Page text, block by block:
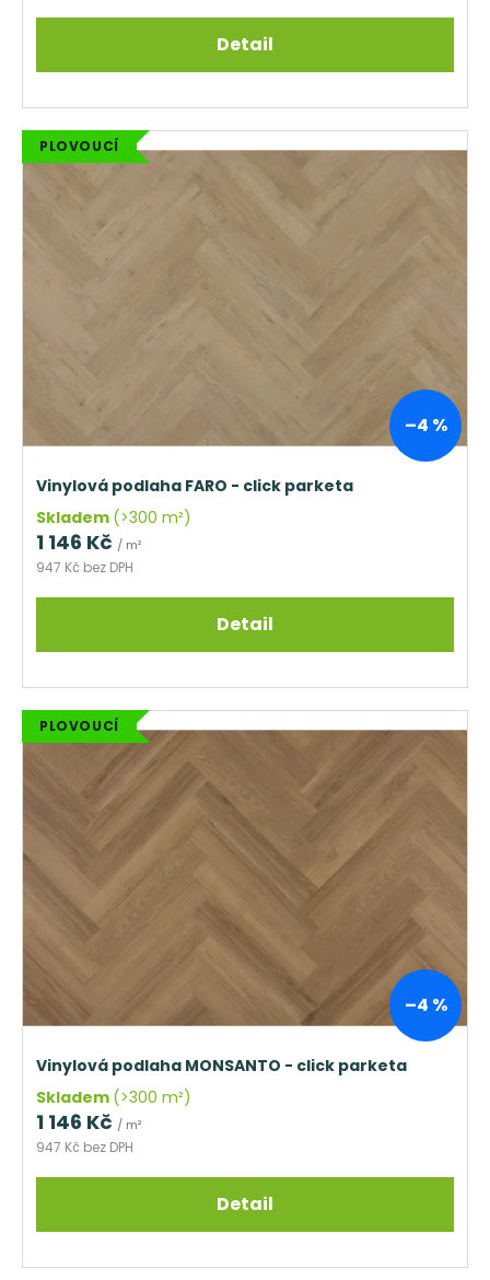
Detail
PLOVOUCÍ
–4 %
Vinylová podlaha FARO - click parketa
Skladem (>300 m²)
947 Kč bez DPH
1 146 Kč / m²
Detail
PLOVOUCÍ
–4 %
Vinylová podlaha MONSANTO - click parketa
Skladem (>300 m²)
947 Kč bez DPH
1 146 Kč / m²
Detail